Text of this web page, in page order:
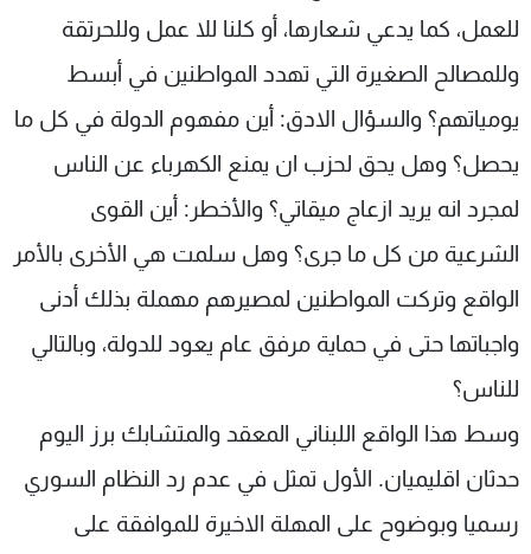
للعمل، كما يدعي شعارها، أو كلنا للا عمل وللحرتقة
وللمصالح الصغيرة التي تهدد المواطنين في أبسط
يومياتهم؟ والسؤال الادق: أين مفهوم الدولة في كل ما
يحصل؟ وهل يحق لحزب ان يمنع الكهرباء عن الناس
لمجرد انه يريد ازعاج ميقاتي؟ والأخطر: أين القوى
الشرعية من كل ما جرى؟ وهل سلمت هي الأخرى بالأمر
الواقع وتركت المواطنين لمصيرهم مهملة بذلك أدنى
واجباتها حتى في حماية مرفق عام يعود للدولة، وبالتالي
للناس؟
وسط هذا الواقع اللبناني المعقد والمتشابك برز اليوم
حدثان اقليميان. الأول تمثل في عدم رد النظام السوري
رسميا وبوضوح على المهلة الاخيرة للموافقة على